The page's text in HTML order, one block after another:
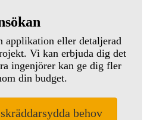
applikation eller detaljerad
Vi kan erbjuda dig det
ingenjörer kan ge dig fler
din budget.
behov